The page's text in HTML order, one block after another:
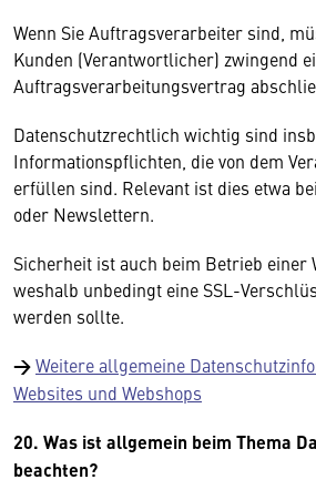
Wenn Sie Auftragsverarbeiter sind,
Kunden (Verantwortlicher) zwingend
Auftragsverarbeitungsvertrag
Datenschutzrechtlich wichtig sind
Informationspflichten, die von dem
erfüllen sind. Relevant ist dies etwa bei
oder Newslettern.
Sicherheit ist auch beim Betrieb einer
weshalb unbedingt eine SSL-
werden sollte.
→Weitere allgemeine
Websites und Webshops
20. Was ist allgemein beim Thema
beachten?